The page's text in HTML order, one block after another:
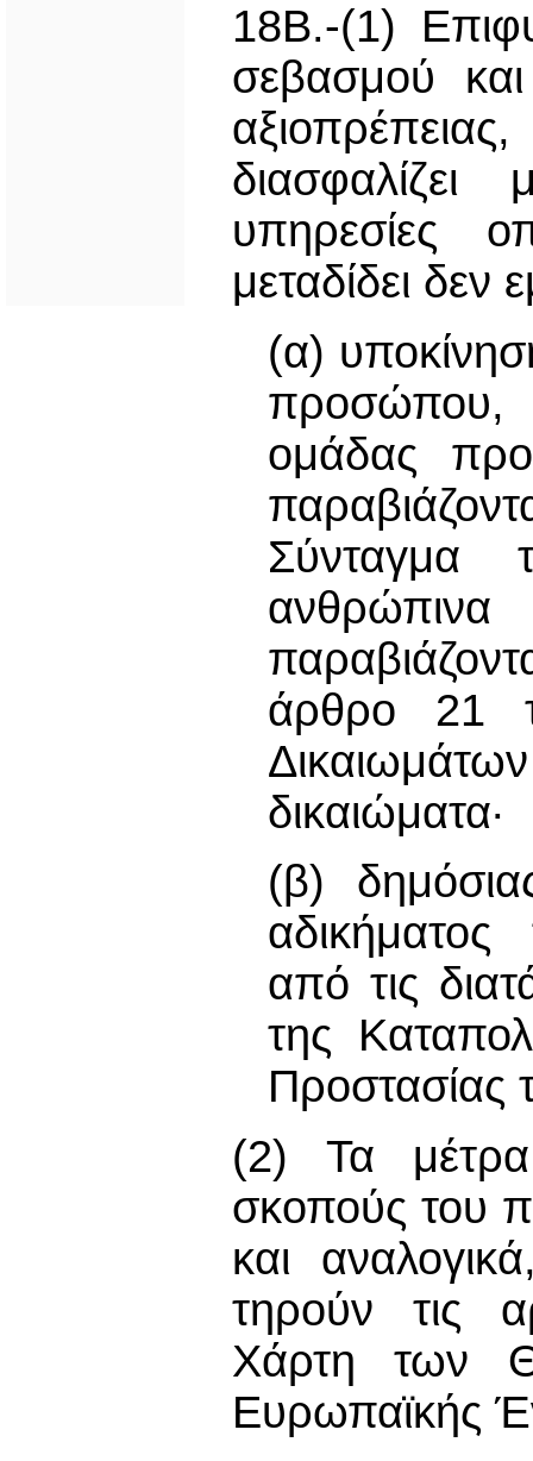
18Β.-(1)
σεβασμού
υπηρεσίες
μεταδίδει δεν
(α)
προσώπου,
ομάδας
Σύνταγμα
άρθρο 21
δικαιώματα·
(β)
αδικήματος
από τις
της
(2) Τα
σκοπούς του
και
τηρούν τις
Χάρτη των
Ευρωπαϊκής